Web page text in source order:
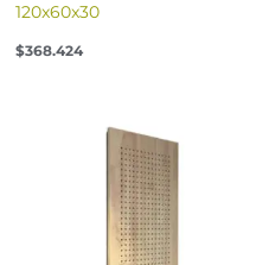
120x60x30
$368.424